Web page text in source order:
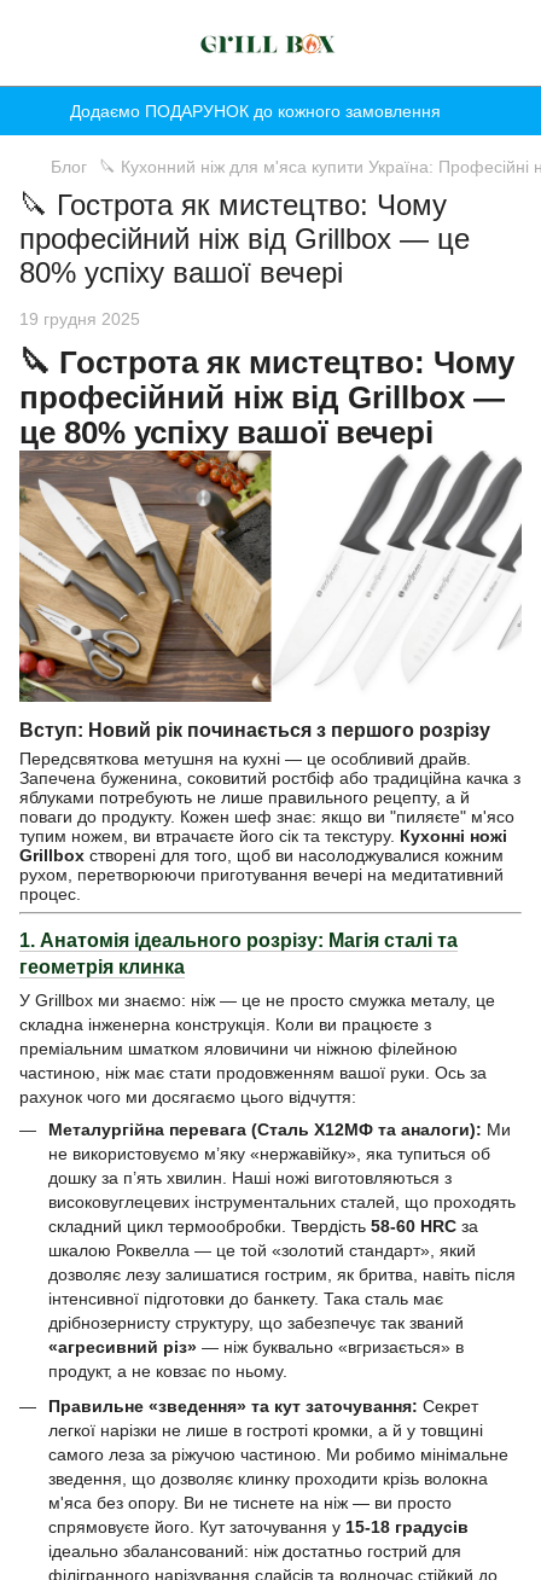
Додаємо ПОДАРУНОК до кожного замовлення
Блог 🔪 Кухонний ніж для м'яса купити Україна: Професійні
🔪 Гострота як мистецтво: Чому
професійний ніж від Grillbox — це
80% успіху вашої вечері
19 грудня 2025
🔪 Гострота як мистецтво: Чому
професійний ніж від Grillbox —
це 80% успіху вашої вечері
Вступ: Новий рік починається з першого розрізу
Передсвяткова метушня на кухні — це особливий драйв.
Запечена буженина, соковитий ростбіф або традиційна качка з
яблуками потребують не лише правильного рецепту, а й
поваги до продукту. Кожен шеф знає: якщо ви "пиляєте" м'ясо
тупим ножем, ви втрачаєте його сік та текстуру. Кухонні ножі
Grillbox створені для того, щоб ви насолоджувалися кожним
рухом, перетворюючи приготування вечері на медитативний
процес.
1. Анатомія ідеального розрізу: Магія сталі та
геометрія клинка
У Grillbox ми знаємо: ніж — це не просто смужка металу, це
складна інженерна конструкція. Коли ви працюєте з
преміальним шматком яловичини чи ніжною філейною
частиною, ніж має стати продовженням вашої руки. Ось за
рахунок чого ми досягаємо цього відчуття:
Металургійна перевага (Сталь Х12МФ та аналоги): Ми
не використовуємо м’яку «нержавійку», яка тупиться об
дошку за п’ять хвилин. Наші ножі виготовляються з
високовуглецевих інструментальних сталей, що проходять
складний цикл термообробки. Твердість 58-60 HRC за
шкалою Роквелла — це той «золотий стандарт», який
дозволяє лезу залишатися гострим, як бритва, навіть після
інтенсивної підготовки до банкету. Така сталь має
дрібнозернисту структуру, що забезпечує так званий
«агресивний різ» — ніж буквально «вгризається» в
продукт, а не ковзає по ньому.
Правильне «зведення» та кут заточування: Секрет
легкої нарізки не лише в гостроті кромки, а й у товщині
самого леза за ріжучою частиною. Ми робимо мінімальне
зведення, що дозволяє клинку проходити крізь волокна
м'яса без опору. Ви не тиснете на ніж — ви просто
спрямовуєте його. Кут заточування у 15-18 градусів
ідеально збалансований: ніж достатньо гострий для
філігранного нарізування слайсів та водночас стійкий до